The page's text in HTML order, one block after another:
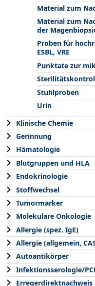
Material zum
Material zum
der
Proben für
ESBL, VRE
Punktate zur
Stuhlproben
Urin
Klinische Chemie
Gerinnung
Hämatologie
Blutgruppen und HLA
Endokrinologie
Stoffwechsel
Tumormarker
Molekulare Onkologie
Allergie (spez. IgE)
Allergie (allgemein,
Autoantikörper
Infektionsserologie/
Erregerdirektnachweis